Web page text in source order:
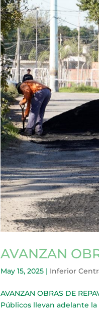
AVANZAN
May 15, 2025 | Inferior
AVANZAN OBRAS DE
Públicos llevan adelante